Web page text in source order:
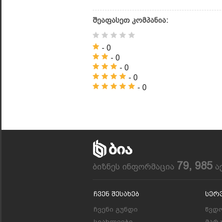
შეაფასეთ კომპანია:
- 0
- 0
- 0
- 0
- 0
ბიზნეს ინფორმაცია 79, 985
Ჩვენ Შესახებ
ჩვენი გუნდი